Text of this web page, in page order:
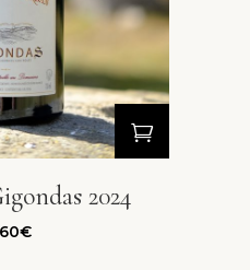
2024
€